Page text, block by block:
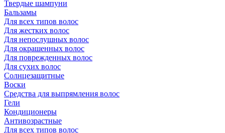
Твердые шампуни
Бальзамы
Для всех типов волос
Для жестких волос
Для непослушных волос
Для окрашенных волос
Для поврежденных волос
Для сухих волос
Солнцезащитные
Воски
Средства для выпрямления волос
Гели
Кондиционеры
Антивозрастные
Для всех типов волос